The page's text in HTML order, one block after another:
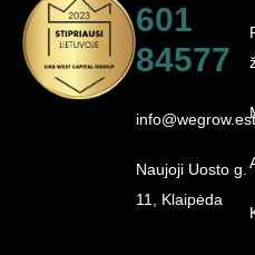
601
84577
Naujoji Uosto g.
11, Klaipėda